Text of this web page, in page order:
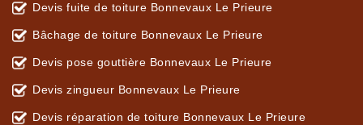
Devis fuite de toiture Bonnevaux Le Prieure
Bâchage de toiture Bonnevaux Le Prieure
Devis pose gouttière Bonnevaux Le Prieure
Devis zingueur Bonnevaux Le Prieure
Devis réparation de toiture Bonnevaux Le Prieure